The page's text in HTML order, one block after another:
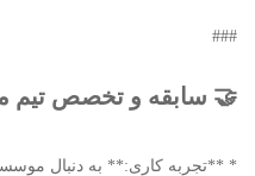
###
🤝 سابقه و تخصص تیم
* **تجربه کاری:** به دنبال